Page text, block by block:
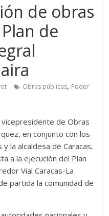
de obras
de
Obras públicas, Poder
vicepresidente de Obras
en conjunto con los
la alcaldesa de Caracas,
a la ejecución del Plan
Vial Caracas-La
partida la comunidad de